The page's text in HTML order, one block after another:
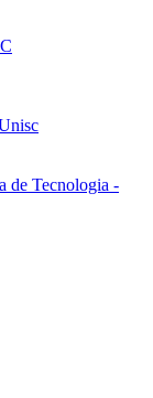
de Tecnologia -